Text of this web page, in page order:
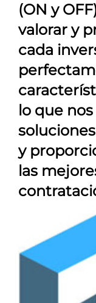
(ON y
valorar y
cada
lo que
soluciones
y
las